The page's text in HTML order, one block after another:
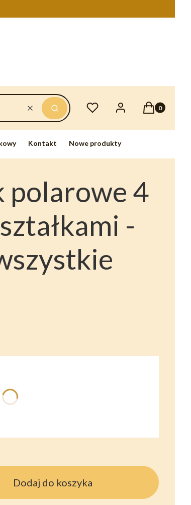
WyczyśćSzukaj
Ulubione Zaloguj sięProdukty w
Koszyk
Kontakt Nowe produkty
polarowe 4
-
Dodaj do koszyka